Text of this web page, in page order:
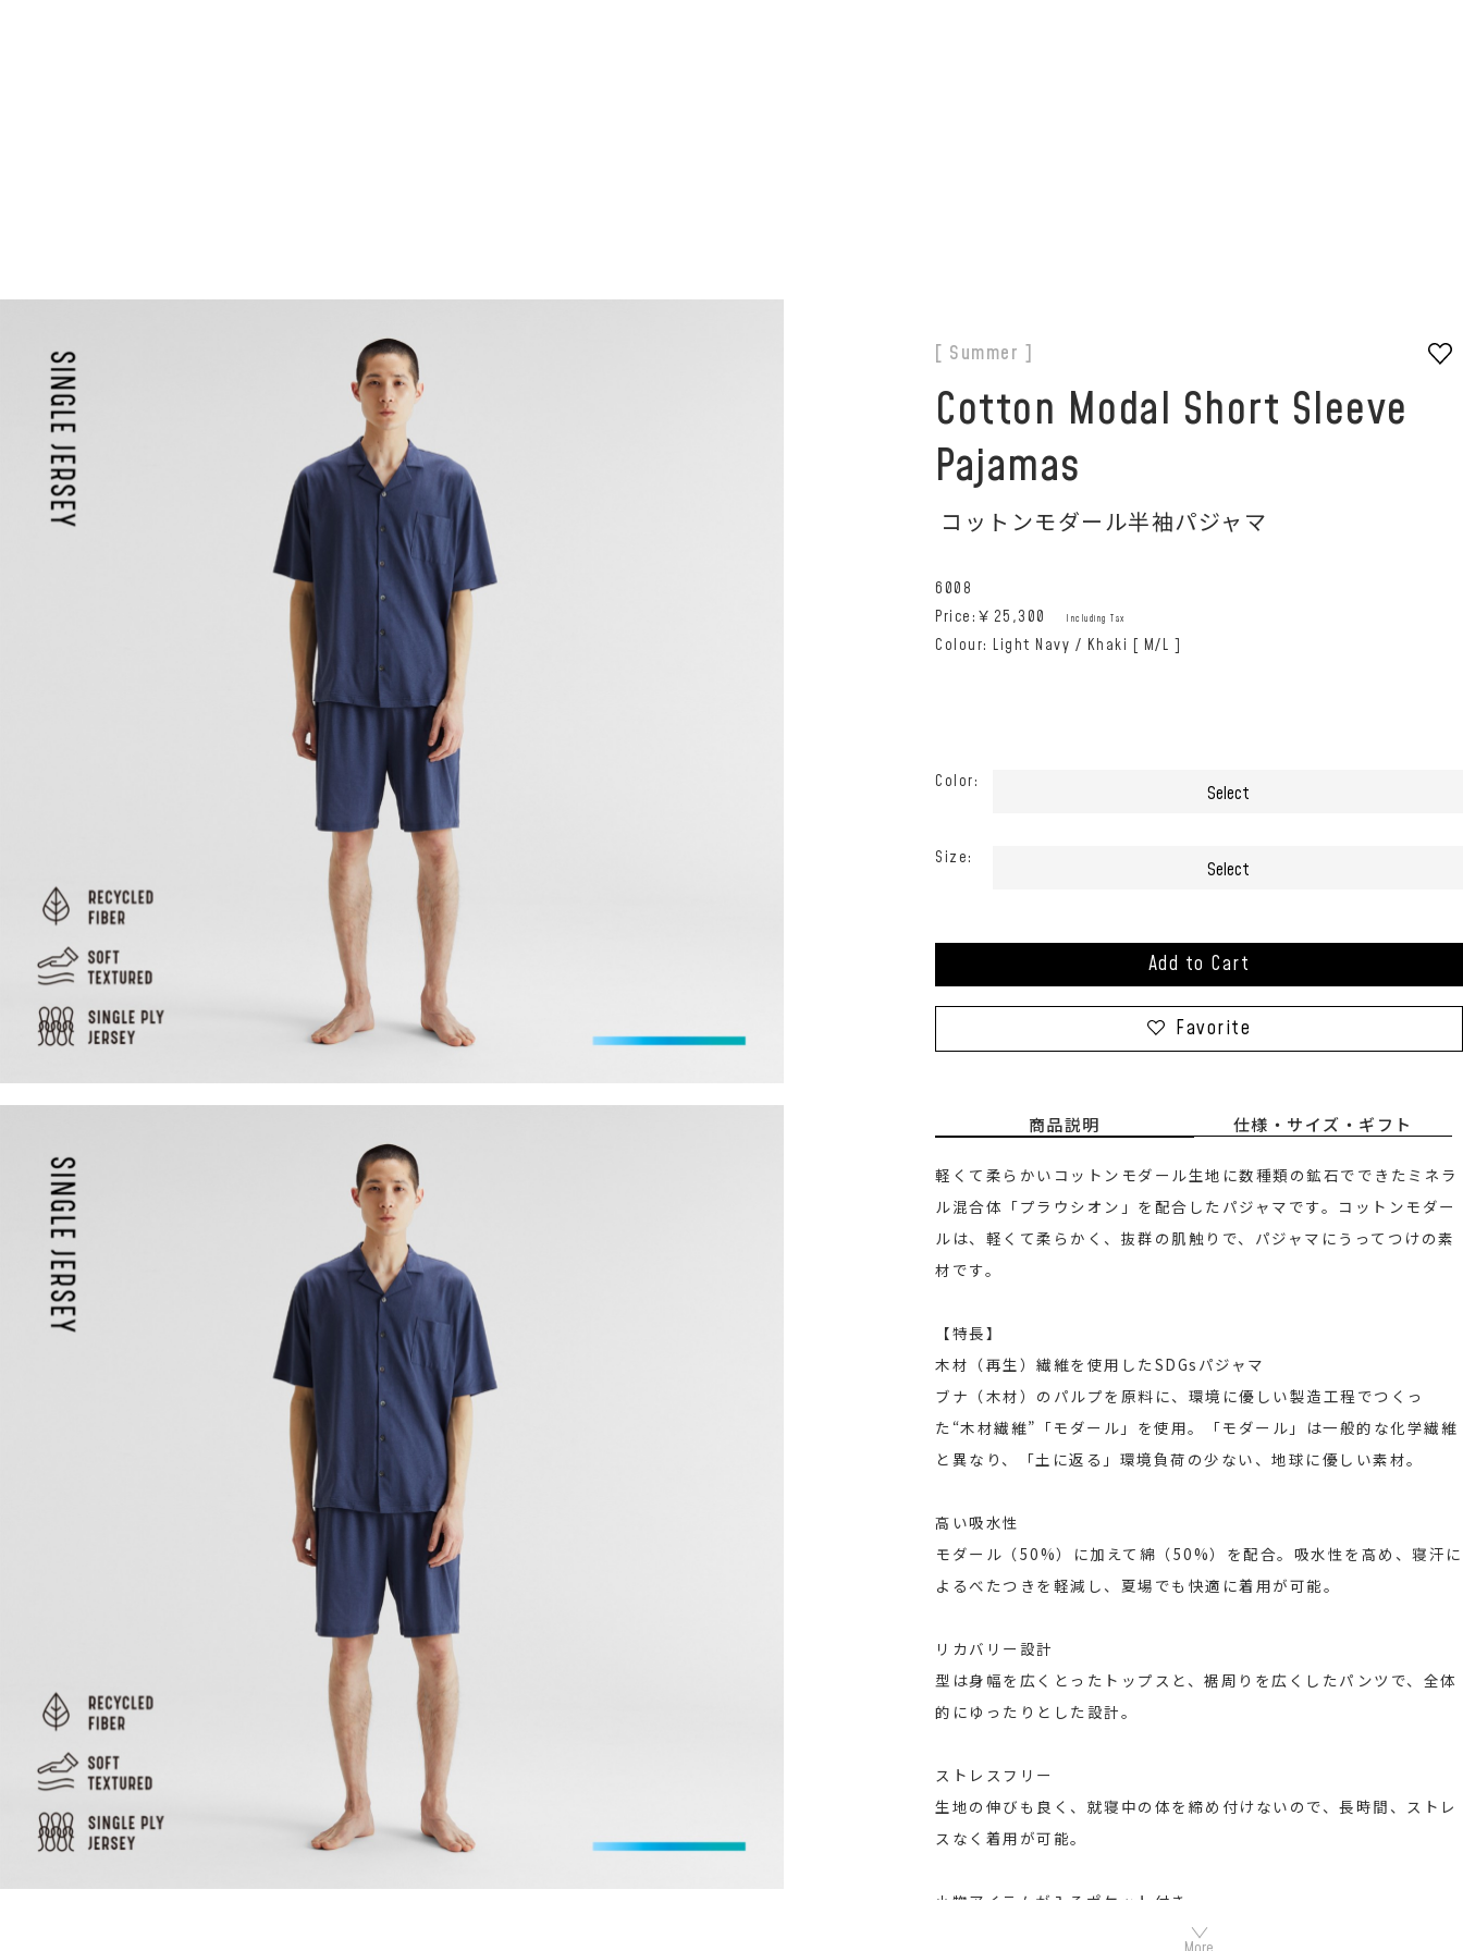
[ Summer ]
Cotton Modal Short Sleeve
Pajamas
コットンモダール半袖パジャマ
6008
Price:￥ 25,300 Including Tax
Colour: Light Navy / Khaki [ M/L ]
Color:
Size:
Add to Cart
Favorite
商品説明 仕様・サイズ・ギフト
軽くて柔らかいコットンモダール生地に数種類の鉱石でできたミネラ
ル混合体「プラウシオン」を配合したパジャマです。コットンモダー
ルは、軽くて柔らかく、抜群の肌触りで、パジャマにうってつけの素
材です。
【特長】
木材（再生）繊維を使用したSDGsパジャマ
ブナ（木材）のパルプを原料に、環境に優しい製造工程でつくっ
た“木材繊維”「モダール」を使用。「モダール」は一般的な化学繊維
と異なり、「土に返る」環境負荷の少ない、地球に優しい素材。
高い吸水性
モダール（50%）に加えて綿（50%）を配合。吸水性を高め、寝汗に
よるべたつきを軽減し、夏場でも快適に着用が可能。
リカバリー設計
型は身幅を広くとったトップスと、裾周りを広くしたパンツで、全体
的にゆったりとした設計。
ストレスフリー
生地の伸びも良く、就寝中の体を締め付けないので、長時間、ストレ
スなく着用が可能。
小物アイテムが入るポケット付き
ズボンにはポケットがついているので、スマートフォンの持ち運びに